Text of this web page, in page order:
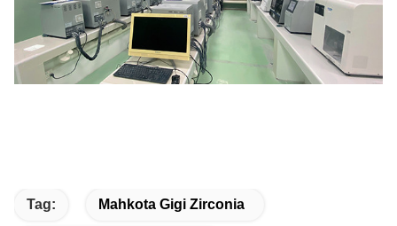
Tag: Mahkota Gigi Zirconia